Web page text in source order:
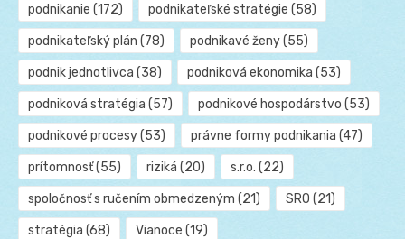
podnikanie (172) podnikateľské stratégie (58)
podnikateľský plán (78) podnikavé ženy(55)
podnik jednotlivca (38) podniková ekonomika (53)
podniková stratégia (57) podnikové hospodárstvo (53)
podnikové procesy(53) právne formy podnikania (47)
prítomnosť(55) riziká (20) s.r.o. (22)
spoločnosť s ručením obmedzeným (21) SRO (21)
stratégia (68) Vianoce (19)